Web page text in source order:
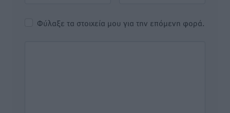
Φύλαξε τα στοιχεία μου για την επόμενη φορά.